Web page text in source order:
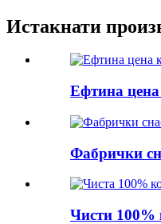
Истакнати
Ефтина
Фабрички
Чисти 100%